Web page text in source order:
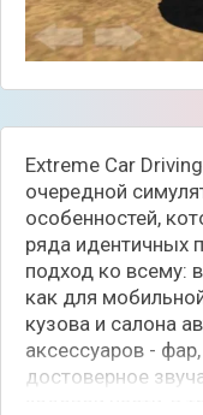
Extreme Car
очередной
особенностей,
ряда идентичных
подход ко всему:
как для
кузова и салона
аксессуаров -
достоверное